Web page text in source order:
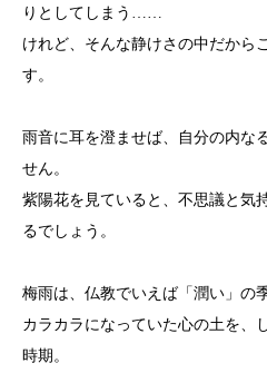
りとしてしまう……
けれど、そんな静けさの中だから
す。
雨音に耳を澄ませば、自分の内な
せん。
紫陽花を見ていると、不思議と気
るでしょう。
梅雨は、仏教でいえば「潤い」の
カラカラになっていた心の土を、
時期。